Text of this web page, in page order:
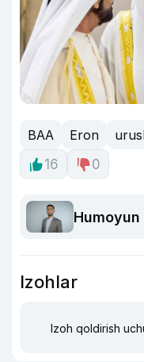
BAA Eron
16
0
Izohlar
Izoh qoldirish